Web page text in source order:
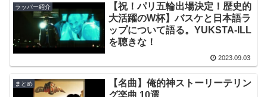
ラッパー紹介
【祝！パリ五輪出場決定！歴史的
大活躍のW杯】バスケと日本語ラ
ップについて語る。YUKSTA-ILL
を聴きな！
2023.09.03
まとめ
【名曲】俺的神ストーリーテリン
グ楽曲 10選